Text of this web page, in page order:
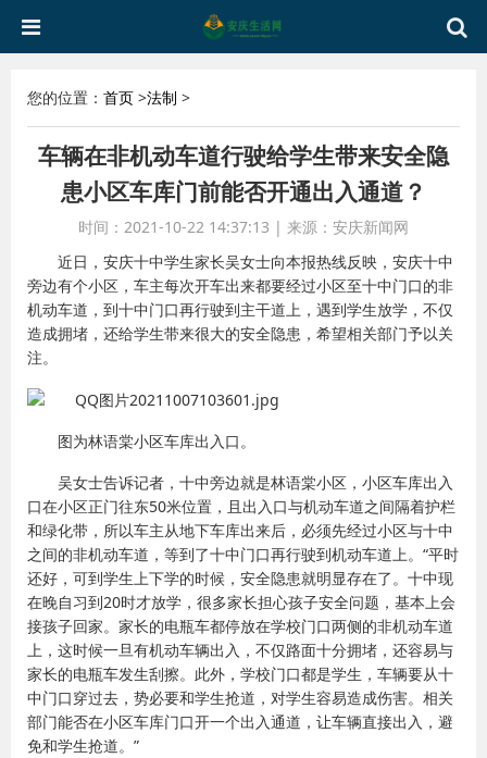
您的位置： 首页 >法制 >
车辆在非机动车道行驶给学生带来安全隐
患小区车库门前能否开通出入通道？
时间：2021-10-22 14:37:13 | 来源：安庆新闻网
近日，安庆十中学生家长吴女士向本报热线反映，安庆十中
旁边有个小区，车主每次开车出来都要经过小区至十中门口的非
机动车道，到十中门口再行驶到主干道上，遇到学生放学，不仅
造成拥堵，还给学生带来很大的安全隐患，希望相关部门予以关
注。
图为林语棠小区车库出入口。
吴女士告诉记者，十中旁边就是林语棠小区，小区车库出入
口在小区正门往东50米位置，且出入口与机动车道之间隔着护栏
和绿化带，所以车主从地下车库出来后，必须先经过小区与十中
之间的非机动车道，等到了十中门口再行驶到机动车道上。“平时
还好，可到学生上下学的时候，安全隐患就明显存在了。十中现
在晚自习到20时才放学，很多家长担心孩子安全问题，基本上会
接孩子回家。家长的电瓶车都停放在学校门口两侧的非机动车道
上，这时候一旦有机动车辆出入，不仅路面十分拥堵，还容易与
家长的电瓶车发生刮擦。此外，学校门口都是学生，车辆要从十
中门口穿过去，势必要和学生抢道，对学生容易造成伤害。相关
部门能否在小区车库门口开一个出入通道，让车辆直接出入，避
免和学生抢道。”